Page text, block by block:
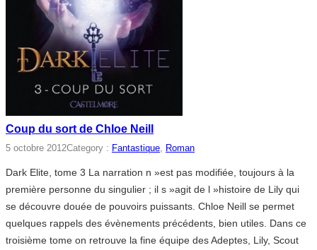
Coup du sort de Chloe Neill
5 octobre 2012Category : Fantastique, Roman
Dark Elite, tome 3 La narration n »est pas modifiée, toujours à la
première personne du singulier ; il s »agit de l »histoire de Lily qui
se découvre douée de pouvoirs puissants. Chloe Neill se permet
quelques rappels des évènements précédents, bien utiles. Dans ce
troisième tome on retrouve la fine équipe des Adeptes, Lily, Scout